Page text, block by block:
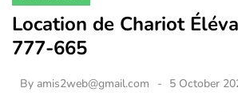
Location de Chariot
777-665
By amis2web@gmail.com 5 October